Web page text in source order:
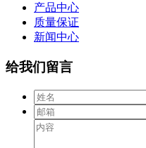
产品中心
质量保证
新闻中心
给我们留言